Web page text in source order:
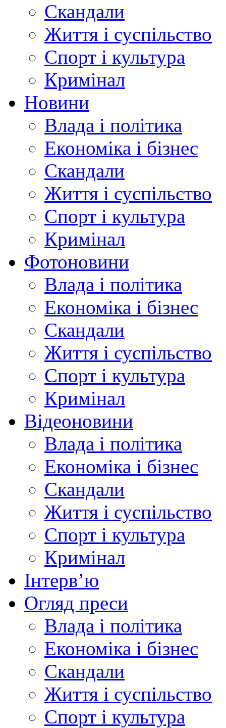
Скандали
Життя і суспільство
Спорт і культура
Кримінал
Новини
Влада і політика
Економіка і бізнес
Скандали
Життя і суспільство
Спорт і культура
Кримінал
Фотоновини
Влада і політика
Економіка і бізнес
Скандали
Життя і суспільство
Спорт і культура
Кримінал
Відеоновини
Влада і політика
Економіка і бізнес
Скандали
Життя і суспільство
Спорт і культура
Кримінал
Інтерв’ю
Огляд преси
Влада і політика
Економіка і бізнес
Скандали
Життя і суспільство
Спорт і культура